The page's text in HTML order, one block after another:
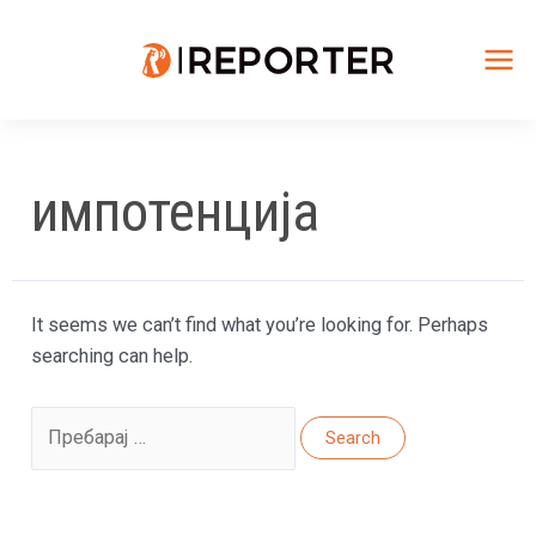
импотенција
It seems we can’t find what you’re looking for. Perhaps
searching can help.